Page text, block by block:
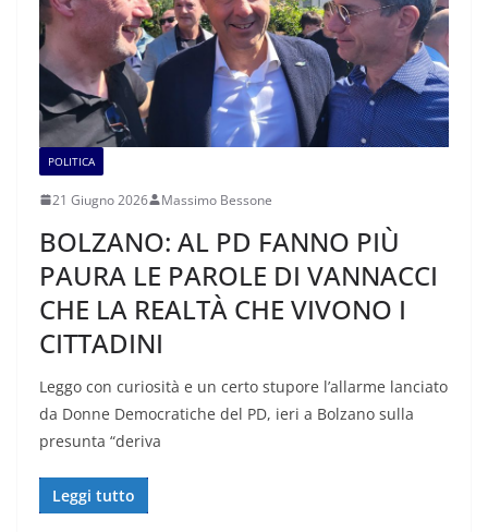
POLITICA
21 Giugno 2026 Massimo Bessone
BOLZANO: AL PD FANNO PIÙ
PAURA LE PAROLE DI VANNACCI
CHE LA REALTÀ CHE VIVONO I
CITTADINI
Leggo con curiosità e un certo stupore l’allarme lanciato
da Donne Democratiche del PD, ieri a Bolzano sulla
presunta “deriva
Leggi tutto